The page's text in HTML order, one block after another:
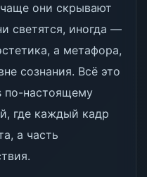
они скрывают
светятся, иногда —
а метафора,
сознания. Всё это
по-настоящему
где каждый кадр
а часть